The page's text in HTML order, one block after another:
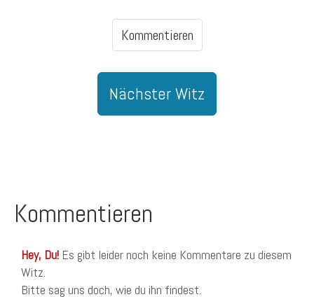
Kommentieren
Nächster Witz
Kommentieren
Hey, Du! Es gibt leider noch keine Kommentare zu diesem
Witz.
Bitte sag uns doch, wie du ihn findest.